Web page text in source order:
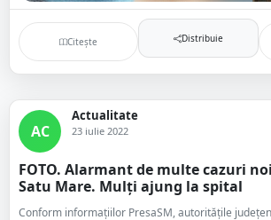
Citește Distribuie
AC
Actualitate
23 iulie 2022
FOTO. Alarmant de multe cazuri
Satu Mare. Mulți ajung la spital
Conform informațiilor PresaSM, autoritățile